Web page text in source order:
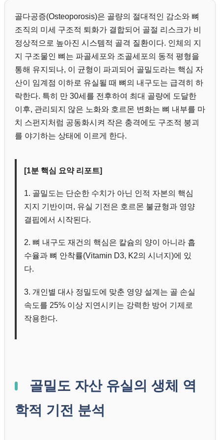
골다공증(Osteoporosis)은 골량의 절대적인 감소와 뼈
조직의 미세 구조적 퇴화가 결합되어 골절 리스크가 비
정상적으로 높아진 시스템적 골격 질환이다. 인체의 지
지 구조물인 뼈는 파골세포와 조골세포의 동적 평형을
통해 유지되나, 이 균형이 파괴되어 골밀도라는 핵심 자
산이 임계점 이하로 유실될 때 뼈의 내구도는 급격히 하
락한다. 특히 만 30세를 전후하여 최대 골량에 도달한
이후, 관리되지 않은 노화와 호르몬 변화는 뼈 내부를 마
치 스펀지처럼 공동화시켜 작은 충격에도 구조적 붕괴
를 야기하는 상태에 이르게 한다.
[1분 핵심 요약 리포트]
1. 골밀도는 단순한 수치가 아닌 인적 자본의 핵심
지지 기반이며, 유실 기전은 호르몬 불균형과 영양
결핍에서 시작된다.
2. 뼈 내구도 재건의 핵심은 칼슘의 양이 아니라 흡
수율과 뼈 안착률(Vitamin D3, K2의 시너지)에 있
다.
3. 개인별 대사 정밀도에 맞춘 영양 설계는 골 손실
속도를 25% 이상 지연시키는 강력한 방어 기제로
작용한다.
골밀도 자산 유실의 생체 역
학적 기전 분석